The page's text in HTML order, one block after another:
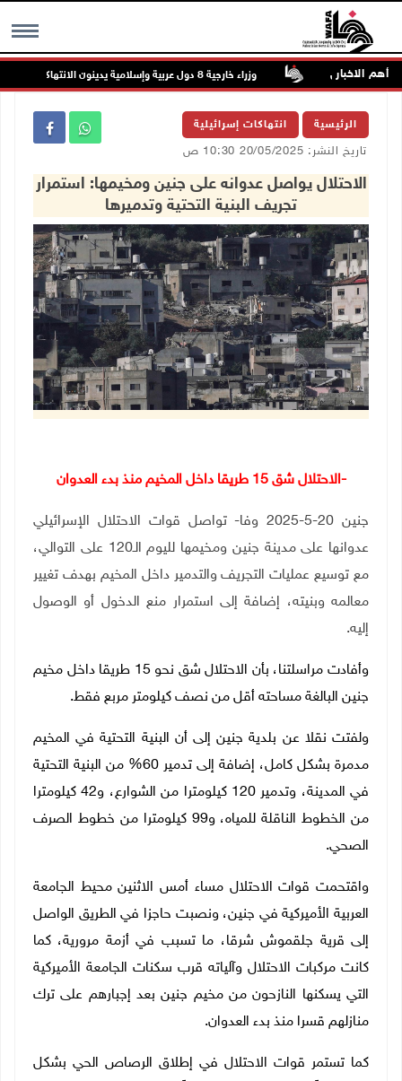
MENU أهم الاخبار
القدس وزراء خارجية 8 دول عربية وإسلامية يدينون الانتهاكات الإسرائيلية المتواصلة في غزة
الرئيسية انتهاكات إسرائيلية
تاريخ النشر: 20/05/2025 10:30 ص
الاحتلال يواصل عدوانه على جنين ومخيمها: استمرار
تجريف البنية التحتية وتدميرها
-الاحتلال شق 15 طريقا داخل المخيم منذ بدء العدوان
جنين 20-5-2025 وفا- تواصل قوات الاحتلال الإسرائيلي
عدوانها على مدينة جنين ومخيمها لليوم الـ120 على التوالي،
مع توسيع عمليات التجريف والتدمير داخل المخيم بهدف تغيير
معالمه وبنيته، إضافة إلى استمرار منع الدخول أو الوصول
إليه.
وأفادت مراسلتنا، بأن الاحتلال شق نحو 15 طريقا داخل مخيم
جنين البالغة مساحته أقل من نصف كيلومتر مربع فقط.
ولفتت نقلا عن بلدية جنين إلى أن البنية التحتية في المخيم
مدمرة بشكل كامل، إضافة إلى تدمير 60% من البنية التحتية
في المدينة، وتدمير 120 كيلومترا من الشوارع، و42 كيلومترا
من الخطوط الناقلة للمياه، و99 كيلومترا من خطوط الصرف
الصحي.
واقتحمت قوات الاحتلال مساء أمس الاثنين محيط الجامعة
العربية الأميركية في جنين، ونصبت حاجزا في الطريق الواصل
إلى قرية جلقموش شرقا، ما تسبب في أزمة مرورية، كما
كانت مركبات الاحتلال وآلياته قرب سكنات الجامعة الأميركية
التي يسكنها النازحون من مخيم جنين بعد إجبارهم على ترك
منازلهم قسرا منذ بدء العدوان.
كما تستمر قوات الاحتلال في إطلاق الرصاص الحي بشكل